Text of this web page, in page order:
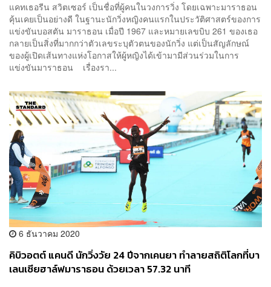
แคทเธอรีน สวิตเซอร์ เป็นชื่อที่ผู้คนในวงการวิ่ง โดยเฉพาะมาราธอน
คุ้นเคยเป็นอย่างดี ในฐานะนักวิ่งหญิงคนแรกในประวัติศาสตร์ของการ
แข่งขันบอสตัน มาราธอน เมื่อปี 1967 และหมายเลขบิบ 261 ของเธอ
กลายเป็นสิ่งที่มากกว่าตัวเลขระบุตัวตนของนักวิ่ง แต่เป็นสัญลักษณ์
ของผู้เปิดเส้นทางแห่งโอกาสให้ผู้หญิงได้เข้ามามีส่วนร่วมในการ
แข่งขันมาราธอน เรื่องรา...
6 ธันวาคม 2020
คิบิวอตต์ แคนดี นักวิ่งวัย 24 ปีจากเคนยา ทำลายสถิติโลกที่บา
เลนเซียฮาล์ฟมาราธอน ด้วยเวลา 57.32 นาที